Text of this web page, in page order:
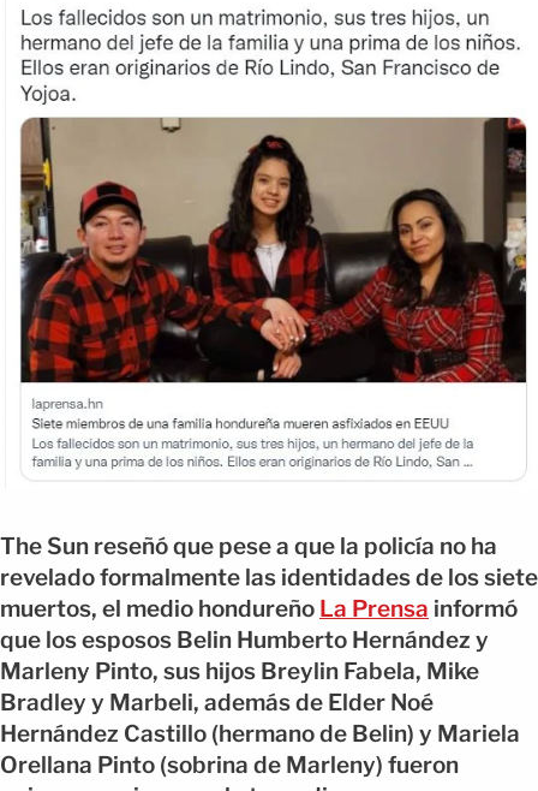
The Sun reseñó que pese a que la policía no ha
revelado formalmente las identidades de los siete
muertos, el medio hondureño La Prensa informó
que los esposos Belin Humberto Hernández y
Marleny Pinto, sus hijos Breylin Fabela, Mike
Bradley y Marbeli, además de Elder Noé
Hernández Castillo (hermano de Belin) y Mariela
Orellana Pinto (sobrina de Marleny) fueron